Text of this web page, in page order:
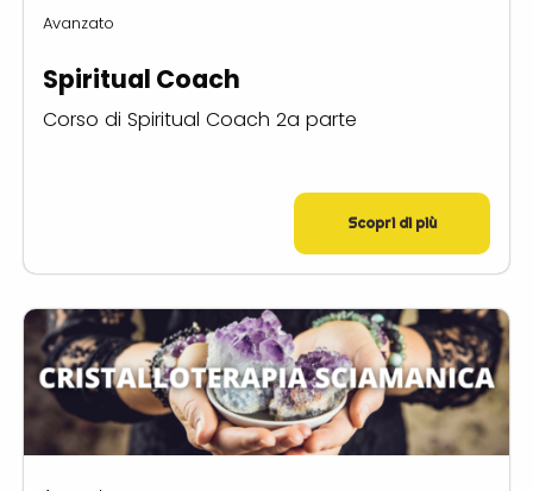
Avanzato
Spiritual Coach
Corso di Spiritual Coach 2a parte
Scopri di più